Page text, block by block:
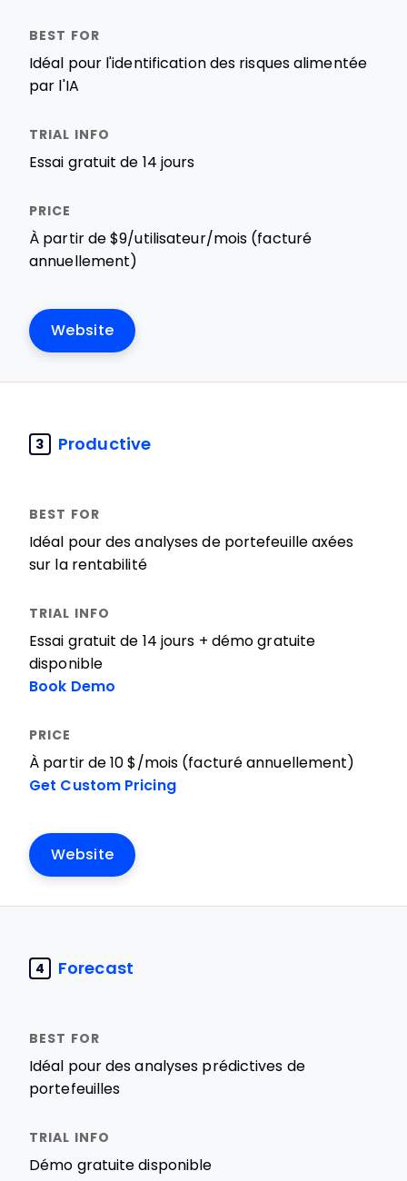
Idéal pour l'identification des risques alimentée
par l'IA
Essai gratuit de 14 jours
À partir de $9/utilisateur/mois (facturé
annuellement)
Website
3 Productive
Idéal pour des analyses de portefeuille axées
sur la rentabilité
Essai gratuit de 14 jours + démo gratuite
disponible
Book Demo
À partir de 10 $/mois (facturé annuellement)
Get Custom Pricing
Website
4 Forecast
Idéal pour des analyses prédictives de
portefeuilles
Démo gratuite disponible